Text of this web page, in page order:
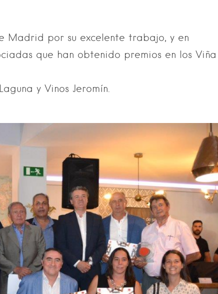
Madrid por su excelente trabajo, y en
que han obtenido premios en los Viña
y Vinos Jeromín.